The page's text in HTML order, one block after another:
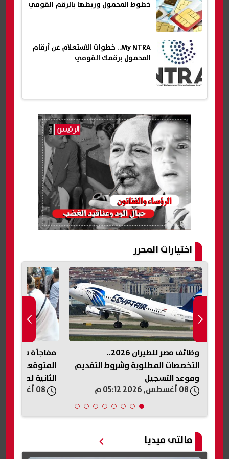
خطوط المحمول وربطها بالرقم القومي
My NTRA.. خطوات الاستعلام عن أرقام
المحمول برقمك القومي
اختيارات المحرر
وظائف مصر للطيران 2026..
التخصصات المطلوبة وشروط التقديم
وموعد التسجيل
مفاجأة سارة..
المتوقعة
الثانية لطلاب
مالتى ميديا